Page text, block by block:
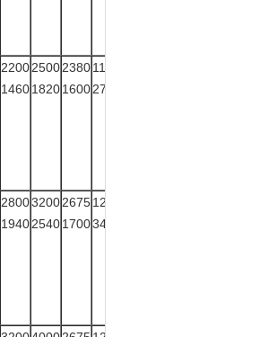
2200
1460
2500
1820
2380
1600
1140
275
2800
1940
3200
2540
2675
1700
1225
345